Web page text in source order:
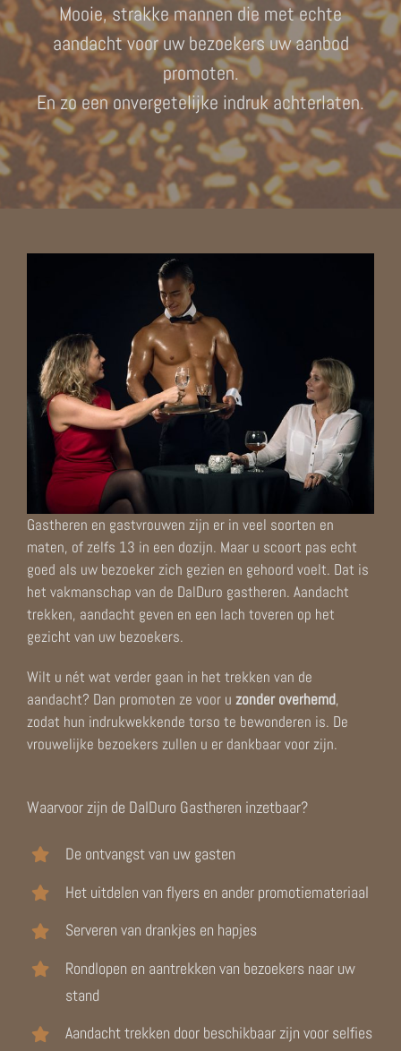
Mooie, strakke mannen die met echte
aandacht voor uw bezoekers uw aanbod
promoten.
En zo een onvergetelijke indruk achterlaten.
Gastheren en gastvrouwen zijn er in veel soorten en
maten, of zelfs 13 in een dozijn. Maar u scoort pas echt
goed als uw bezoeker zich gezien en gehoord voelt. Dat is
het vakmanschap van de DalDuro gastheren. Aandacht
trekken, aandacht geven en een lach toveren op het
gezicht van uw bezoekers.
Wilt u nét wat verder gaan in het trekken van de
aandacht? Dan promoten ze voor u zonder overhemd,
zodat hun indrukwekkende torso te bewonderen is. De
vrouwelijke bezoekers zullen u er dankbaar voor zijn.
Waarvoor zijn de DalDuro Gastheren inzetbaar?
De ontvangst van uw gasten
Het uitdelen van flyers en ander promotiemateriaal
Serveren van drankjes en hapjes
Rondlopen en aantrekken van bezoekers naar uw
stand
Aandacht trekken door beschikbaar zijn voor selfies